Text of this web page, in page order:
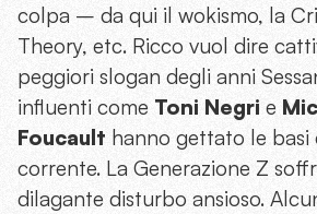
colpa – da qui il wokismo, la
Theory, etc. Ricco vuol dire
peggiori slogan degli anni
influenti come Toni Negri e
Foucault hanno gettato le basi
corrente. La Generazione Z
dilagante disturbo ansioso.